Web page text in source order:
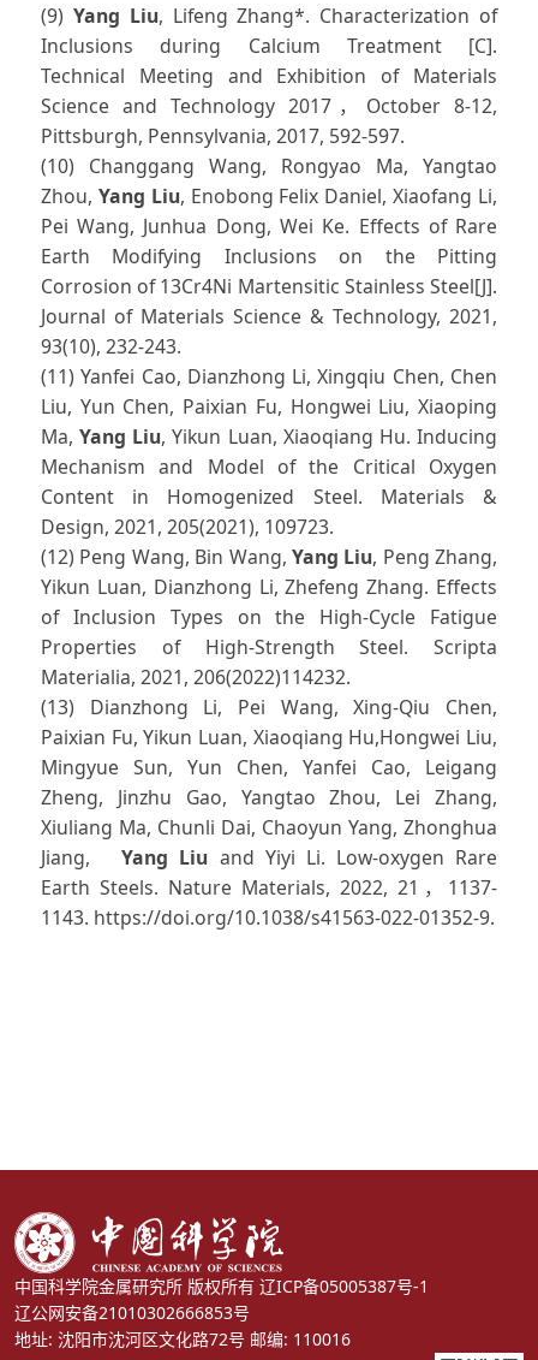
(9) Yang Liu, Lifeng Zhang*. Characterization of
Inclusions during Calcium Treatment [C].
Technical Meeting and Exhibition of Materials
Science and Technology 2017，October 8-12,
Pittsburgh, Pennsylvania, 2017, 592-597.
(10) Changgang Wang, Rongyao Ma, Yangtao
Zhou, Yang Liu, Enobong Felix Daniel, Xiaofang Li,
Pei Wang, Junhua Dong, Wei Ke. Effects of Rare
Earth Modifying Inclusions on the Pitting
Corrosion of 13Cr4Ni Martensitic Stainless Steel[J].
Journal of Materials Science & Technology, 2021,
93(10), 232-243.
(11) Yanfei Cao, Dianzhong Li, Xingqiu Chen, Chen
Liu, Yun Chen, Paixian Fu, Hongwei Liu, Xiaoping
Ma,Yang Liu, Yikun Luan, Xiaoqiang Hu. Inducing
Mechanism and Model of the Critical Oxygen
Content in Homogenized Steel. Materials &
Design, 2021, 205(2021), 109723.
(12) Peng Wang, Bin Wang, Yang Liu, Peng Zhang,
Yikun Luan, Dianzhong Li, Zhefeng Zhang. Effects
of Inclusion Types on the High-Cycle Fatigue
Properties of High-Strength Steel. Scripta
Materialia, 2021, 206(2022)114232.
(13) Dianzhong Li, Pei Wang, Xing-Qiu Chen,
Paixian Fu, Yikun Luan, Xiaoqiang Hu,Hongwei Liu,
Mingyue Sun, Yun Chen, Yanfei Cao, Leigang
Zheng, Jinzhu Gao, Yangtao Zhou, Lei Zhang,
Xiuliang Ma, Chunli Dai, Chaoyun Yang, Zhonghua
Jiang,Yang Liu and Yiyi Li. Low-oxygen Rare
Earth Steels. Nature Materials, 2022, 21，1137-
1143. https://doi.org/10.1038/s41563-022-01352-9.
中国科学院金属研究所 版权所有 辽ICP备05005387号-1
辽公网安备21010302666853号
地址: 沈阳市沈河区文化路72号 邮编: 110016